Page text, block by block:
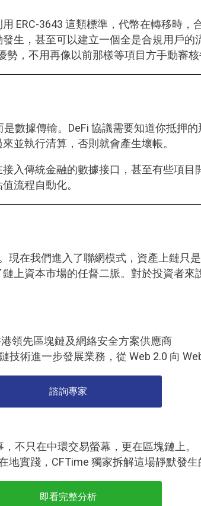
ERC-3643 這類標準，代幣在轉移時
生，甚至可以建立一個全是合規用戶
，不用再像以前那樣等項目方手動審
數據傳輸。DeFi 協議需要知道你抵押
並執行清算，否則就會產生壞帳。
入傳統金融的數據接口，甚至有些項
流程自動化。
現在我們進入了聯網模式，資產上鏈只
上資本市場的任督二脈。對於投資者
港領先區塊鏈及網絡安全方案供應商
技術進一步發展業務，從 Web 2.0 向
諮詢專家
不只在中環交易螢幕，更在區塊鏈上。
地實踐，CFTime 獨家拆解這場靜默發
即看完整分析